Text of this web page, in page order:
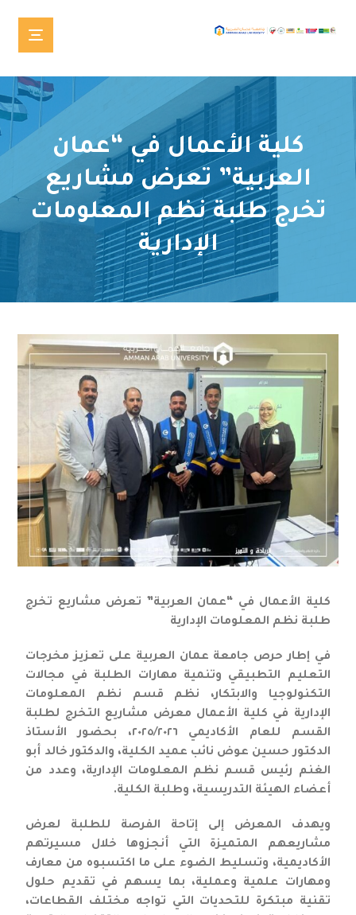
كلية الأعمال في “عمان
العربية” تعرض مشاريع
تخرج طلبة نظم المعلومات
الإدارية
كلية الأعمال في “عمان العربية” تعرض مشاريع تخرج
طلبة نظم المعلومات الإدارية
في إطار حرص جامعة عمان العربية على تعزيز مخرجات
التعليم التطبيقي وتنمية مهارات الطلبة في مجالات
التكنولوجيا والابتكار، نظم قسم نظم المعلومات
الإدارية في كلية الأعمال معرض مشاريع التخرج لطلبة
القسم للعام الأكاديمي ٢٠٢٥/٢٠٢٦، بحضور الأستاذ
الدكتور حسين عوض نائب عميد الكلية، والدكتور خالد أبو
الغنم رئيس قسم نظم المعلومات الإدارية، وعدد من
أعضاء الهيئة التدريسية، وطلبة الكلية.
ويهدف المعرض إلى إتاحة الفرصة للطلبة لعرض
مشاريعهم المتميزة التي أنجزوها خلال مسيرتهم
الأكاديمية، وتسليط الضوء على ما اكتسبوه من معارف
ومهارات علمية وعملية، بما يسهم في تقديم حلول
تقنية مبتكرة للتحديات التي تواجه مختلف القطاعات،